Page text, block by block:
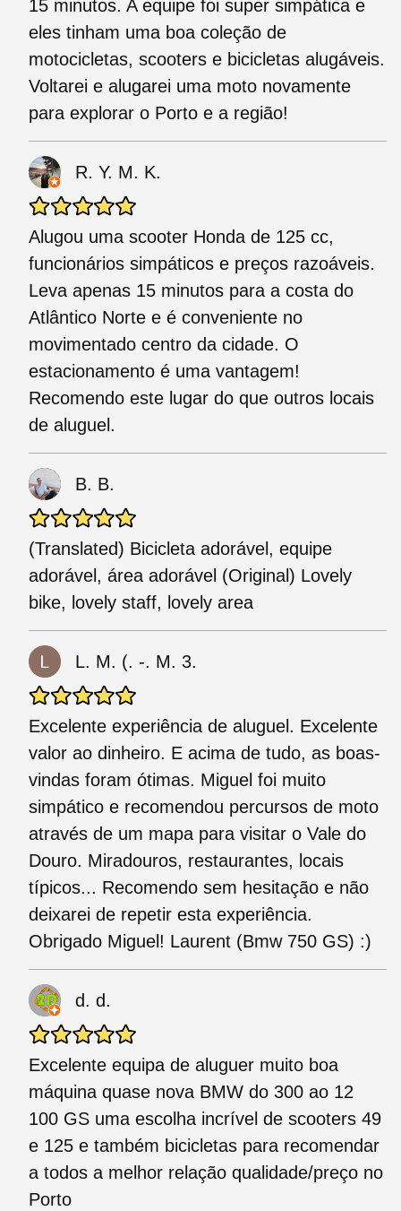
15 minutos. A equipe foi super simpática e
eles tinham uma boa coleção de
motocicletas, scooters e bicicletas alugáveis.
Voltarei e alugarei uma moto novamente
para explorar o Porto e a região!
R. Y. M. K.
Alugou uma scooter Honda de 125 cc,
funcionários simpáticos e preços razoáveis.
Leva apenas 15 minutos para a costa do
Atlântico Norte e é conveniente no
movimentado centro da cidade. O
estacionamento é uma vantagem!
Recomendo este lugar do que outros locais
de aluguel.
B. B.
(Translated) Bicicleta adorável, equipe
adorável, área adorável (Original) Lovely
bike, lovely staff, lovely area
L. M. (. -. M. 3.
Excelente experiência de aluguel. Excelente
valor ao dinheiro. E acima de tudo, as boas-
vindas foram ótimas. Miguel foi muito
simpático e recomendou percursos de moto
através de um mapa para visitar o Vale do
Douro. Miradouros, restaurantes, locais
típicos... Recomendo sem hesitação e não
deixarei de repetir esta experiência.
Obrigado Miguel! Laurent (Bmw 750 GS) :)
d. d.
Excelente equipa de aluguer muito boa
máquina quase nova BMW do 300 ao 12
100 GS uma escolha incrível de scooters 49
e 125 e também bicicletas para recomendar
a todos a melhor relação qualidade/preço no
Porto